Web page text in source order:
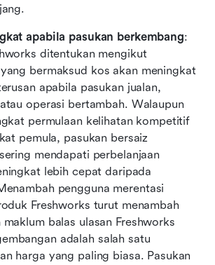
apabila pasukan berkembang:
ditentukan mengikut
bermaksud kos akan meningkat
apabila pasukan jualan,
operasi bertambah. Walaupun
permulaan kelihatan kompetitif
pemula, pasukan bersaiz
mendapati perbelanjaan
lebih cepat daripada
pengguna merentasi
Freshworks turut menambah
balas ulasan Freshworks
adalah salah satu
harga yang paling biasa. Pasukan